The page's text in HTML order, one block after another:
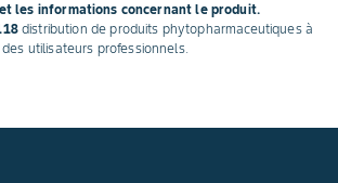
les informations concernant le produit.
distribution de produits phytopharmaceutiques à
des utilisateurs professionnels.